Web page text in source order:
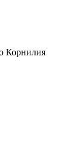
Корнилия